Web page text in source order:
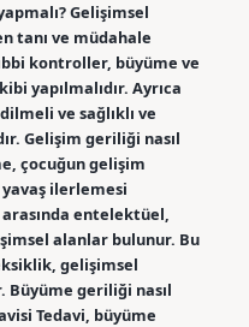
Gelişimsel
tanı ve müdahale
kontroller, büyüme ve
yapılmalıdır. Ayrıca
ve sağlıklı ve
Gelişim geriliği nasıl
çocuğun gelişim
ilerlemesi
entelektüel,
alanlar bulunur. Bu
gelişimsel
Büyüme geriliği nasıl
Tedavi, büyüme